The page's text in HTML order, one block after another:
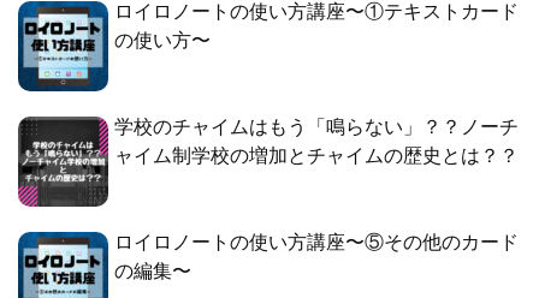
ロイロノートの使い方講座〜①テキストカード
の使い方〜
学校のチャイムはもう「鳴らない」？？ノーチ
ャイム制学校の増加とチャイムの歴史とは？？
ロイロノートの使い方講座〜⑤その他のカード
の編集〜